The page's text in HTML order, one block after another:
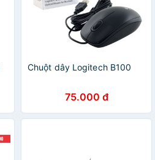
Chuột dây Logitech B100
75.000 đ